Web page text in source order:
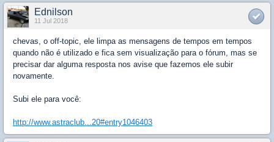
Ednilson
11 Jul 2018
chevas, o off-topic, ele limpa as mensagens de tempos em tempos
quando não é utilizado e fica sem visualização para o fórum, mas se
precisar dar alguma resposta nos avise que fazemos ele subir
novamente.
Subi ele para você:
http://www.astraclub...20#entry1046403